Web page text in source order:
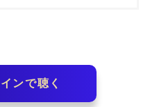
ンで聴く